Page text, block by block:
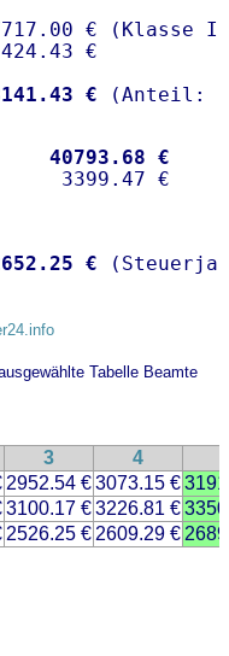
€ (Klasse I)
€
€
40793.68 €
€
Tabelle Beamte
3 4
2952.54 €3073.15 €
3100.17 €3226.81 €
2526.25 € 2609.29 €